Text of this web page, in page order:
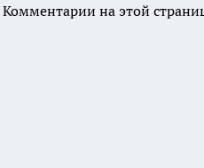
Комментарии на этой